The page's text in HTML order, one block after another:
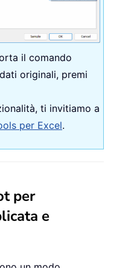
il comando
originali, premi
ti invitiamo a
per Excel.
per
e